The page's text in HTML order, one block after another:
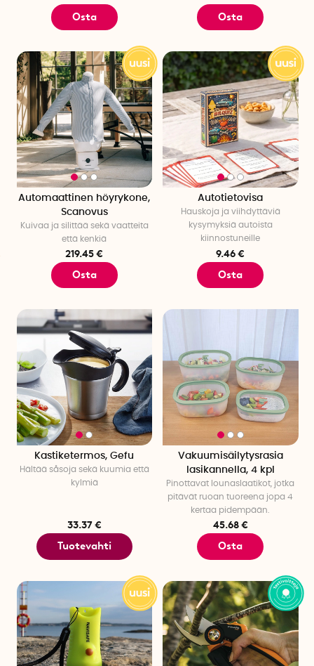
Osta Osta
Automaattinen höyrykone,
Scanovus
Kuivaa ja silittää sekä vaatteita
että kenkiä
219.45 €
Osta
Autotietovisa
Hauskoja ja viihdyttäviä
kysymyksiä autoista
kiinnostuneille
9.46 €
Osta
Kastiketermos, Gefu
Hältää såsoja sekä kuumia että
kylmiä
33.37 €
Tuotevahti
Vakuumisäilytysrasia
lasikannella, 4 kpl
Pinottavat lounaslaatikot, jotka
pitävät ruoan tuoreena jopa 4
kertaa pidempään.
45.68 €
Osta